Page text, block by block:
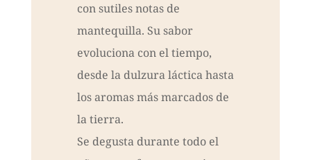
con sutiles notas de
mantequilla. Su sabor
evoluciona con el tiempo,
desde la dulzura láctica hasta
los aromas más marcados de
la tierra.
Se degusta durante todo el